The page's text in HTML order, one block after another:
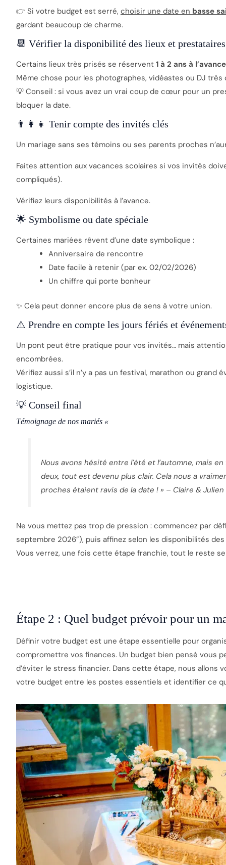
👉 Si votre budget est serré, choisir une date en basse
gardant beaucoup de charme.
📆 Vérifier la disponibilité des lieux et prestataires
Certains lieux très prisés se réservent 1 à 2 ans à l’avance
Même chose pour les photographes, vidéastes ou DJ très
💡 Conseil : si vous avez un vrai coup de cœur pour un
bloquer la date.
👨‍👩‍👧 Tenir compte des invités clés
Un mariage sans ses témoins ou ses parents proches
Faites attention aux vacances scolaires si vos invités
compliqués).
Vérifiez leurs disponibilités à l’avance.
🌟 Symbolisme ou date spéciale
Certaines mariées rêvent d’une date symbolique :
Anniversaire de rencontre
Date facile à retenir (par ex. 02/02/2026)
Un chiffre qui porte bonheur
✨ Cela peut donner encore plus de sens à votre union.
⚠️ Prendre en compte les jours fériés et
Un pont peut être pratique pour vos invités… mais
encombrées.
Vérifiez aussi s’il n’y a pas un festival, marathon ou
logistique.
💡 Conseil final
Témoignage de nos mariés «
Nous avons hésité entre l’été et l’automne, mais
deux, tout est devenu plus clair. Cela nous a
proches étaient ravis de la date ! » – Claire & Julien
Ne vous mettez pas trop de pression : commencez par
septembre 2026”), puis affinez selon les disponibilités
Vous verrez, une fois cette étape franchie, tout le reste
Étape 2 : Quel budget prévoir pour un
Définir votre budget est une étape essentielle pour
compromettre vos finances. Un budget bien pensé vous
d’éviter le stress financier. Dans cette étape, nous allons
votre budget entre les postes essentiels et identifier ce